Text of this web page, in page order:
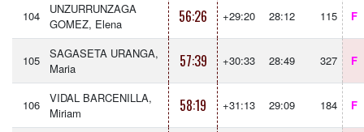
104
UNZURRUNZAGA
GOMEZ, Elena
56:26 +29:20 28:12 115 F
105
SAGASETA URANGA,
Maria
57:39 +30:33 28:49 327 F
106
VIDAL BARCENILLA,
Miriam
58:19 +31:13 29:09 184 F